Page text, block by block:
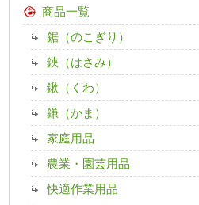
商品一覧
鋸（のこぎり）
鋏（はさみ）
鍬（くわ）
鎌（かま）
家庭用品
農業・園芸用品
快適作業用品